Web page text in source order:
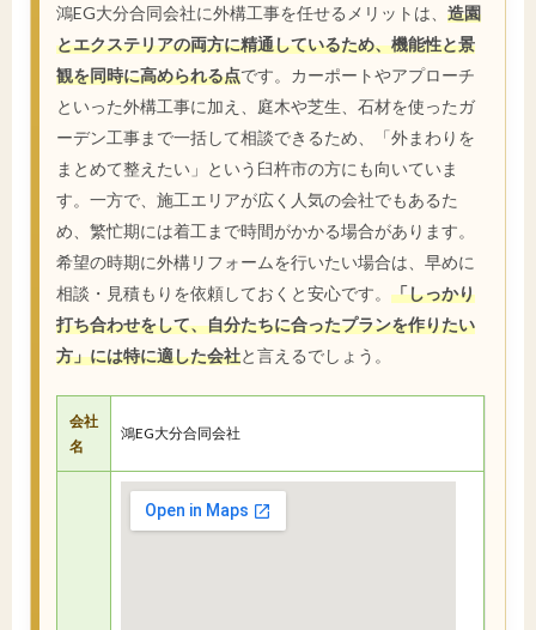
鴻EG大分合同会社に外構工事を任せるメリットは、 造園
とエクステリアの両方に精通しているため、機能性と景
観を同時に高められる点です。カーポートやアプローチ
といった外構工事に加え、庭木や芝生、石材を使ったガ
ーデン工事まで一括して相談できるため、「外まわりを
まとめて整えたい」という臼杵市の方にも向いていま
す。一方で、施工エリアが広く人気の会社でもあるた
め、繁忙期には着工まで時間がかかる場合があります。
希望の時期に外構リフォームを行いたい場合は、早めに
相談・見積もりを依頼しておくと安心です。 「しっかり
打ち合わせをして、自分たちに合ったプランを作りたい
方」には特に適した会社と言えるでしょう。
会社
名
鴻EG大分合同会社